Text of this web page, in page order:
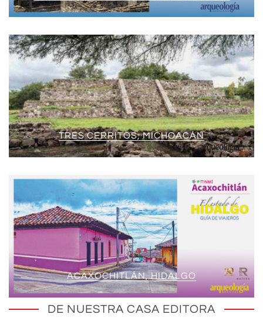
TRES CERRITOS, MICHOACÁN
ACAXOCHITLÁN, HIDALGO
DE NUESTRA CASA EDITORA